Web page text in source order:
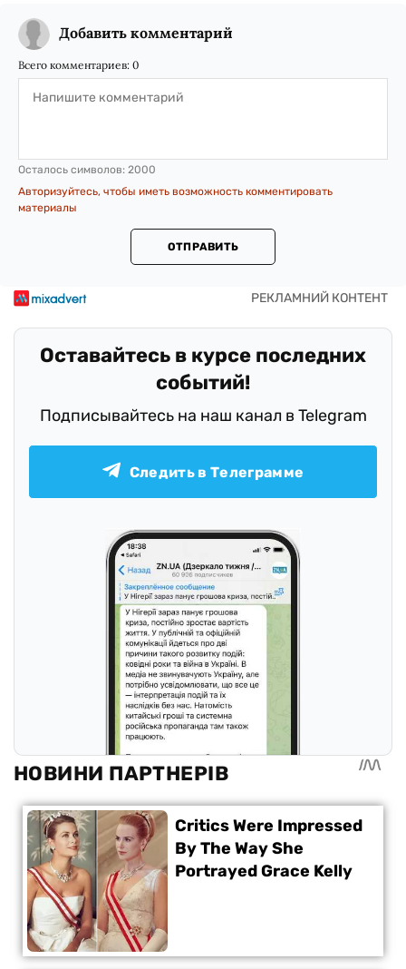
Добавить комментарий
Всего комментариев: 0
Осталось символов: 2000
Авторизуйтесь, чтобы иметь возможность комментировать
материалы
ОТПРАВИТЬ
Оставайтесь в курсе последних
событий!
Подписывайтесь на наш канал в Telegram
Следить в Телеграмме